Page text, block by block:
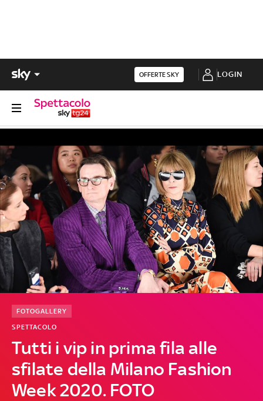
OFFERTE SKY LOGIN
Tutti i vip in prima fila alle
sfilate della Milano Fashion
Week 2020. FOTO
SPETTACOLO
FOTOGALLERY